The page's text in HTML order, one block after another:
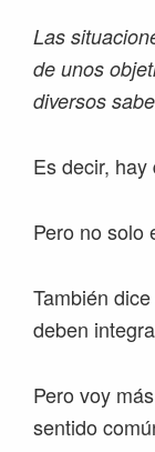
Las
de unos
diversos
Es decir,
Pero no solo
También
deben
Pero voy
sentido